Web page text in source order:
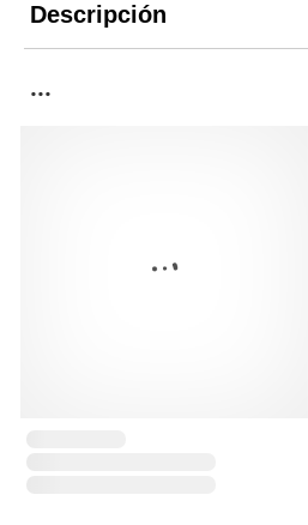
Descripción
...